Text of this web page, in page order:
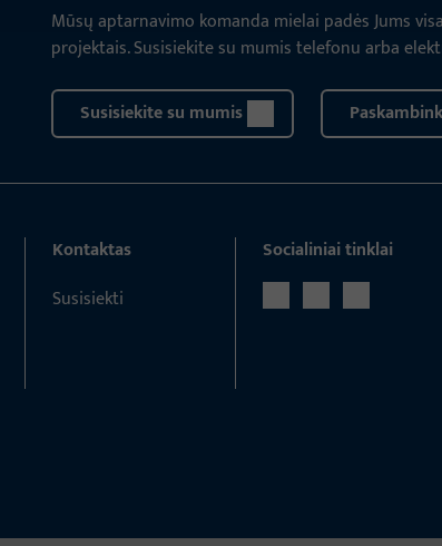
Mūsų aptarnavimo komanda mielai padės Jums
projektais. Susisiekite su mumis telefonu arba
Susisiekite su mumis
Kontaktas
Susisiekti
Socialiniai tinklai